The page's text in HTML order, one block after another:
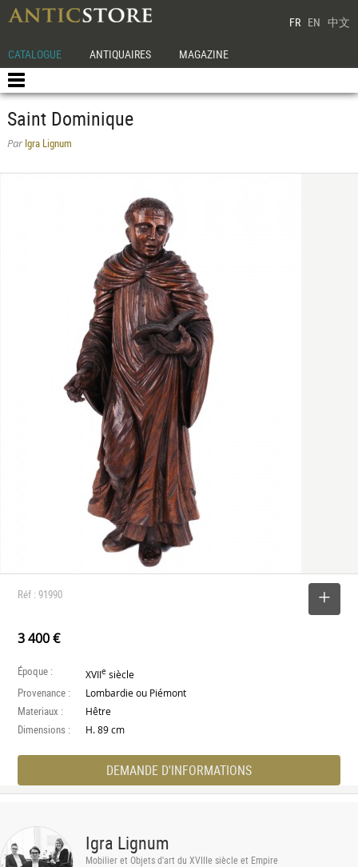
FR EN 中文
CATALOGUE ANTIQUAIRES MAGAZINE
Saint Dominique
ParIgra Lignum
Réf : 91990
3 400 €
Époque : XVIIe siècle
Provenance : Lombardie ou Piémont
Materiaux : Hêtre
Dimensions : H. 89 cm
DEMANDE D'INFORMATIONS
Igra Lignum
Mobilier et Objets d'art du XVIIIe siècle et Empire